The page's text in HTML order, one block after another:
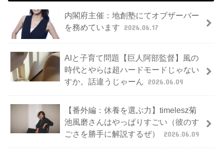
内閣府主催：地創塾にてオブザーバー
を務めています 2026.06.17
AIと子育て問題【巨人阿部監督】風の
時代とやらは超ハードモードじゃない
すか。話違うじゃーん 2026.06.09
【番外編：休養を選ぶ力】timelesz菊
池風磨さんはやっぱりすごい（彼のす
ごさを勝手に解説するぜ）
2026.06.09